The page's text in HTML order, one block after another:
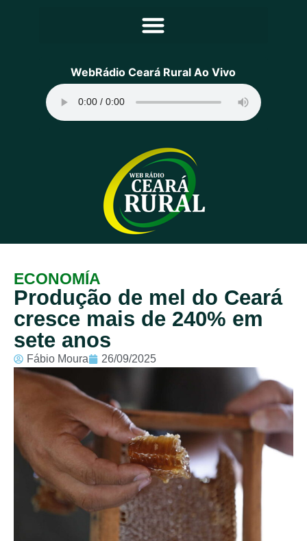
Principal
Programação
Equipe
Contato
Sobre
WebRádio Ceará Rural Ao Vivo
ECONOMÍA
Produção de mel do Ceará
cresce mais de 240% em
sete anos
Fábio Moura 26/09/2025